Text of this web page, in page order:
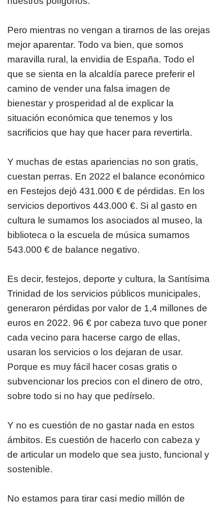
Pero mientras no vengan a tirarnos de las orejas
mejor aparentar. Todo va bien, que somos
maravilla rural, la envidia de España. Todo el
que se sienta en la alcaldía parece preferir el
camino de vender una falsa imagen de
bienestar y prosperidad al de explicar la
situación económica que tenemos y los
sacrificios que hay que hacer para revertirla.
Y muchas de estas apariencias no son gratis,
cuestan perras. En 2022 el balance económico
en Festejos dejó 431.000 € de pérdidas. En los
servicios deportivos 443.000 €. Si al gasto en
cultura le sumamos los asociados al museo, la
biblioteca o la escuela de música sumamos
543.000 € de balance negativo.
Es decir, festejos, deporte y cultura, la Santísima
Trinidad de los servicios públicos municipales,
generaron pérdidas por valor de 1,4 millones de
euros en 2022. 96 € por cabeza tuvo que poner
cada vecino para hacerse cargo de ellas,
usaran los servicios o los dejaran de usar.
Porque es muy fácil hacer cosas gratis o
subvencionar los precios con el dinero de otro,
sobre todo si no hay que pedírselo.
Y no es cuestión de no gastar nada en estos
ámbitos. Es cuestión de hacerlo con cabeza y
de articular un modelo que sea justo, funcional y
sostenible.
No estamos para tirar casi medio millón de